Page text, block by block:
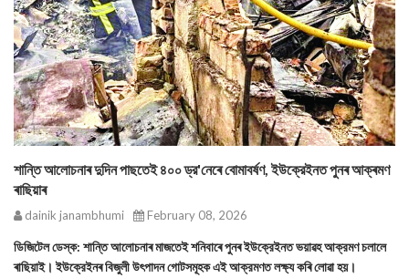
শান্তি আলোচনাৰ দুদিন পাছতেই ৪০০ ড্র'নেৰে বোমাবর্ষণ, ইউক্রেইনত পুনৰ আক্ৰমণ
ৰাছিয়াৰ
dainik janambhumi February 08, 2026
ডিজিটেল ডেস্ক: শান্তি আলোচনাৰ মাজতেই শনিবাৰে পুনৰ ইউক্রেইনত ভয়াৱহ আক্রমণ চলালে
ৰাছিয়াই। ইউক্রেইনৰ বিজুলী উৎপাদন গোটসমূহক এই আক্রমণত লক্ষ্য কৰি লোৱা হয়।